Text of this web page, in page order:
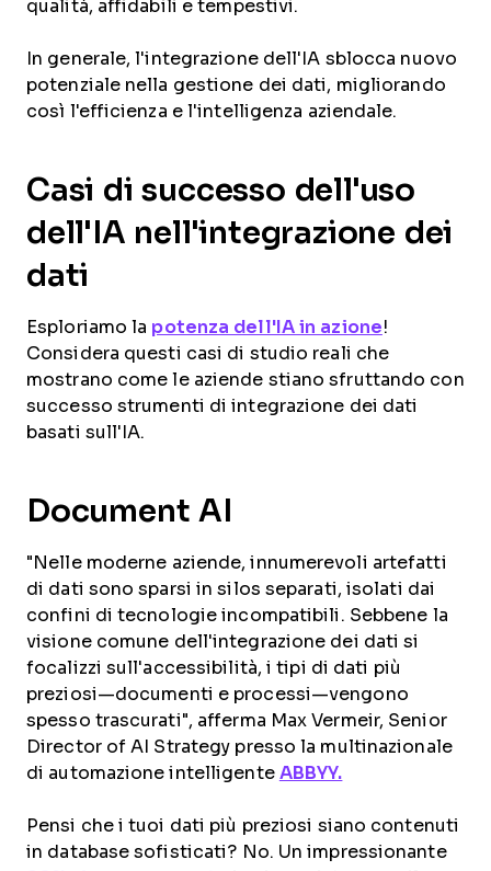
qualità, affidabili e tempestivi.
In generale, l'integrazione dell'IA sblocca nuovo
potenziale nella gestione dei dati, migliorando
così l'efficienza e l'intelligenza aziendale.
Casi di successo dell'uso
dell'IA nell'integrazione dei
dati
Esploriamo la potenza dell'IA in azione!
Considera questi casi di studio reali che
mostrano come le aziende stiano sfruttando con
successo strumenti di integrazione dei dati
basati sull'IA.
Document AI
"Nelle moderne aziende, innumerevoli artefatti
di dati sono sparsi in silos separati, isolati dai
confini di tecnologie incompatibili. Sebbene la
visione comune dell'integrazione dei dati si
focalizzi sull'accessibilità, i tipi di dati più
preziosi—documenti e processi—vengono
spesso trascurati", afferma Max Vermeir, Senior
Director of AI Strategy presso la multinazionale
di automazione intelligente ABBYY.
Pensi che i tuoi dati più preziosi siano contenuti
in database sofisticati? No. Un impressionante